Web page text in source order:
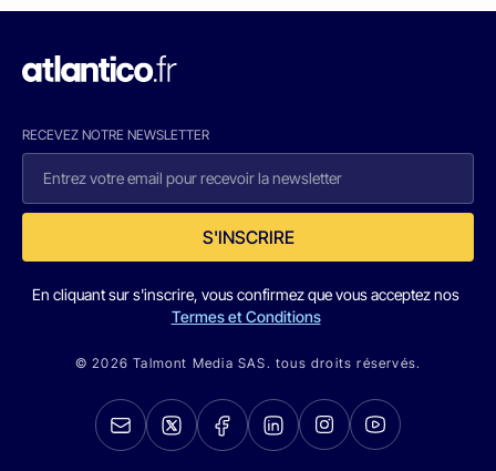
RECEVEZ NOTRE NEWSLETTER
S'INSCRIRE
En cliquant sur s'inscrire, vous confirmez que vous acceptez nos
Termes et Conditions
© 2026 Talmont Media SAS. tous droits réservés.